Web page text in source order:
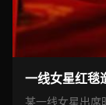
一线女星红毯
某一线女星出